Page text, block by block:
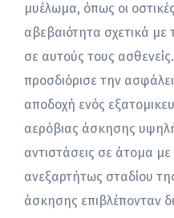
μυέλωμα, όπως οι
αβεβαιότητα σχετικά
σε αυτούς τους
προσδιόρισε την
αποδοχή ενός
αερόβιας άσκησης
αντιστάσεις σε άτομα
ανεξαρτήτως σταδίου
άσκησης επιβλέπονταν